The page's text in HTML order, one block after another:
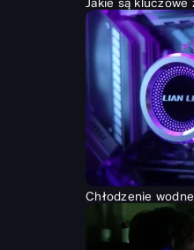
Chłodzenie